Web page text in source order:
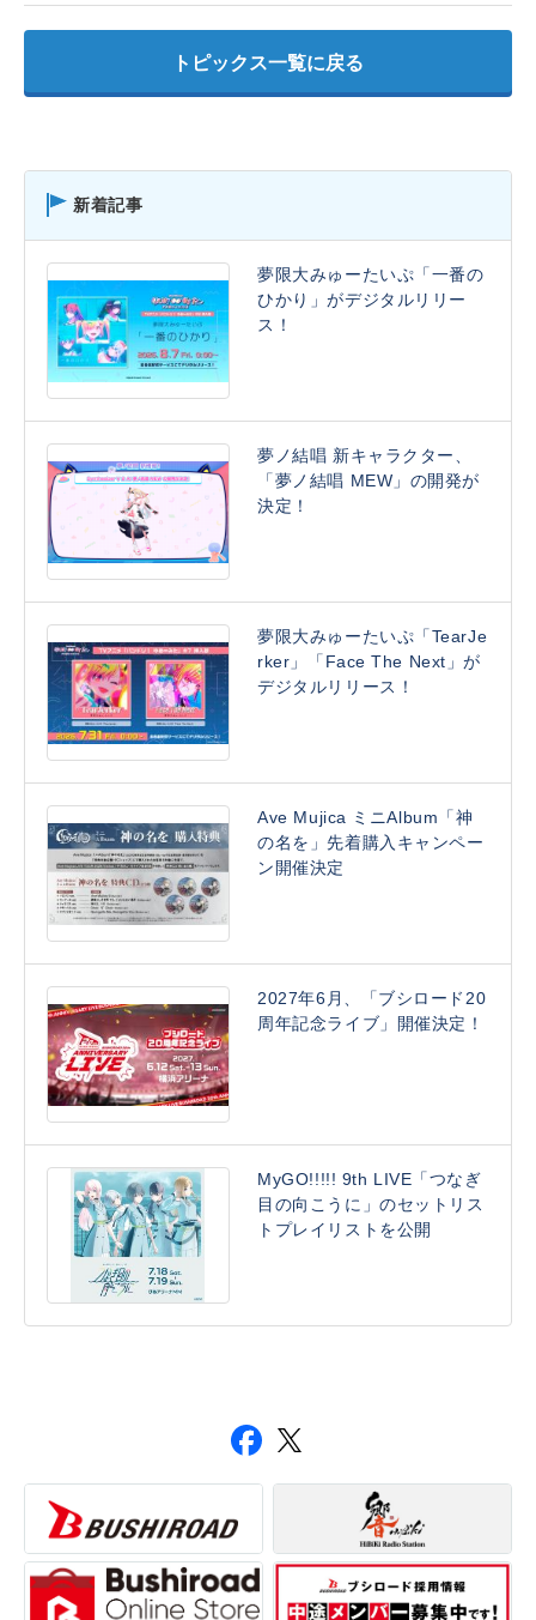
トピックス一覧に戻る
新着記事
夢限大みゅーたいぷ「一番の
ひかり」がデジタルリリー
ス！
夢ノ結唱 新キャラクター、
「夢ノ結唱 MEW」の開発が
決定！
夢限大みゅーたいぷ「TearJe
rker」「Face The Next」が
デジタルリリース！
Ave Mujica ミニAlbum「神
の名を」先着購入キャンペー
ン開催決定
2027年6月、「ブシロード20
周年記念ライブ」開催決定！
MyGO!!!!! 9th LIVE「つなぎ
目の向こうに」のセットリス
トプレイリストを公開